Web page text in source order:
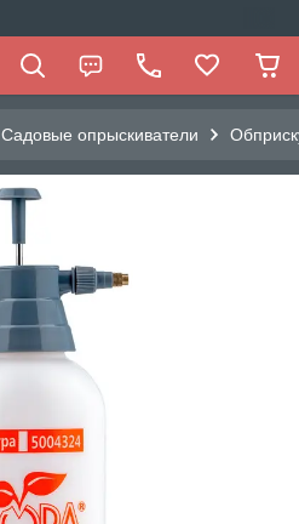
Садовые опрыскиватели